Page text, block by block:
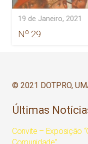
19 de Janeiro, 2021
Nº 29
© 2021 DOTPRO,
Últimas
Convite – Exposição
Comunidade”